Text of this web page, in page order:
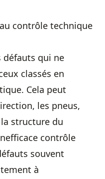
contrôle technique
défauts qui ne
classés en
Cela peut
les pneus,
structure du
contrôle
souvent
à